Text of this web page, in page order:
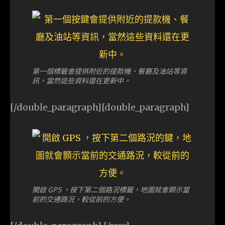
第一個標籤會提供附近的提款機、餐廳及油站等資
訊，當然這些資料還在更新中。
[/double_paragraph][double_paragraph]
開啟 GPS ，按下第二個路況標籤，地圖就會顥示當
前的交通路況，較從前的方便。